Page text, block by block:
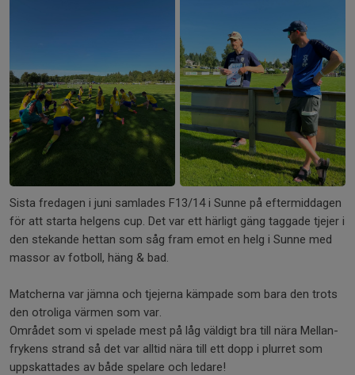
+2
Sista fredagen i juni samlades F13/14 i Sunne på eftermiddagen
för att starta helgens cup. Det var ett härligt gäng taggade tjejer i
den stekande hettan som såg fram emot en helg i Sunne med
massor av fotboll, häng & bad.
Matcherna var jämna och tjejerna kämpade som bara den trots
den otroliga värmen som var.
Området som vi spelade mest på låg väldigt bra till nära Mellan-
frykens strand så det var alltid nära till ett dopp i plurret som
uppskattades av både spelare och ledare!